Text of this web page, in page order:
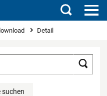
Suchen
Detail
suchen